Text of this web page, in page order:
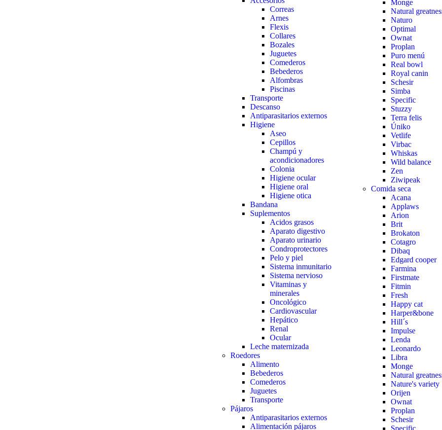
Correas
Arnes
Flexis
Collares
Bozales
Juguetes
Comederos
Bebederos
Alfombras
Piscinas
Transporte
Descanso
Antiparasitarios externos
Higiene
Aseo
Cepillos
Champú y
acondicionadores
Colonia
Higiene ocular
Higiene oral
Higiene otica
Bandana
Suplementos
Acidos grasos
Aparato digestivo
Aparato urinario
Condroprotectores
Pelo y piel
Sistema inmunitario
Sistema nervioso
Vitaminas y
minerales
Oncológico
Cardiovascular
Hepático
Renal
Ocular
Leche maternizada
Roedores
Alimento
Bebederos
Comederos
Juguetes
Transporte
Pájaros
Antiparasitarios externos
Alimentación pájaros
Monge
Natural
Naturo
Optimal
Ownat
Proplan
Puro menú
Real bowl
Royal canin
Schesir
Simba
Specific
Stuzzy
Terra felis
Úniko
Vetlife
Virbac
Whiskas
Wild balance
Zen
Ziwipeak
Comida seca
Acana
Applaws
Arion
Brit
Brokaton
Cotagro
Dibaq
Edgard cooper
Farmina
Firstmate
Fitmin
Fresh
Happy cat
Harper&bone
Hill´s
Impulse
Lenda
Leonardo
Libra
Monge
Natural
Nature's variety
Orijen
Ownat
Proplan
Schesir
Specific